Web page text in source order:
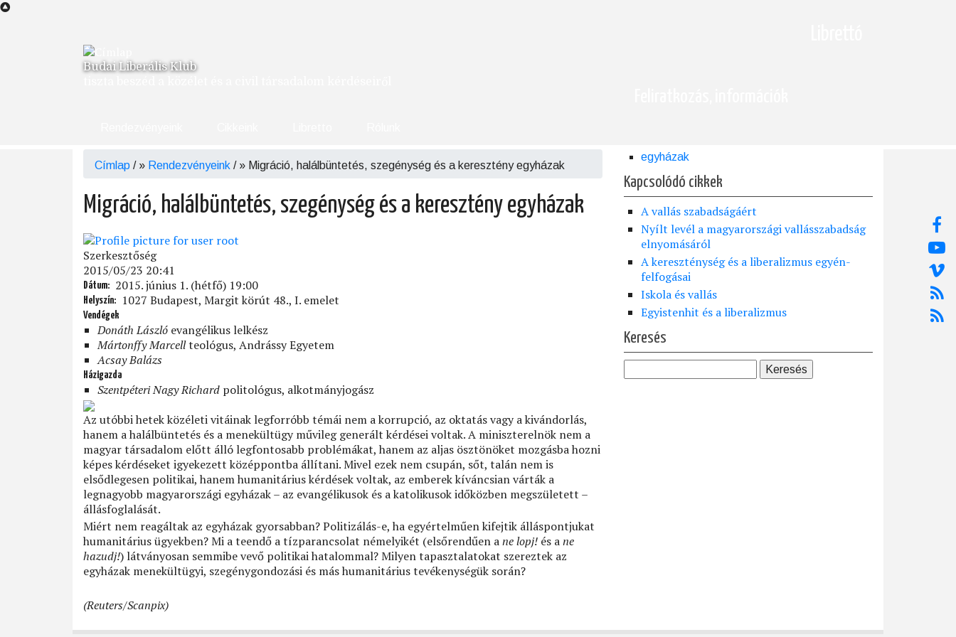
Ugrás
Budai Liberális Klub
Morzsa
Címlap / Rendezvényeink / Migráció, halálbüntetés, szegénység és a keresztény egyházak
Migráció, halálbüntetés, szegénység és a keresztény egyházak
Szerkesztőség
2015/05/23 20:41
Dátum 2015. június 1. (hétfő) 19:00
Helyszín 1027 Budapest, Margit körút 48., I. emelet
Vendégek
Donáth László evangélikus lelkész
Mártonffy Marcellteológus, Andrássy Egyetem
Acsay Balázs
Házigazda
Szentpéteri Nagy Richard politológus, alkotmányjogász
Az utóbbi hetek közéleti vitáinak legforróbb témái nem a korrupció, az oktatás vagy a kivándorlás,
hanem a halálbüntetés és a menekültügy művileg generált kérdései voltak. A miniszterelnök nem a
magyar társadalom előtt álló legfontosabb problémákat, hanem az aljas ösztönöket mozgásba hozni
képes kérdéseket igyekezett középpontba állítani. Mivel ezek nem csupán, sőt, talán nem is
elsődlegesen politikai, hanem humanitárius kérdések voltak, az emberek kíváncsian várták a
legnagyobb magyarországi egyházak – az evangélikusok és a katolikusok időközben megszületett –
állásfoglalását.
Miért nem reagáltak az egyházak gyorsabban? Politizálás-e, ha egyértelműen kifejtik álláspontjukat
humanitárius ügyekben? Mi a teendő a tízparancsolat némelyikét (elsőrendűen ane lopj! és ane
hazudj!) látványosan semmibe vevő politikai hatalommal? Milyen tapasztalatokat szereztek az
egyházak menekültügyi, szegénygondozási és más humanitárius tevékenységük során?
(Reuters/Scanpix)
egyházak
Kapcsolódó cikkek
A vallás szabadságáért
Nyílt levél a magyarországi vallásszabadság
elnyomásáról
A kereszténység és a liberalizmus egyén-
felfogásai
Iskola és vallás
Egyistenhit és a liberalizmus
Keresés